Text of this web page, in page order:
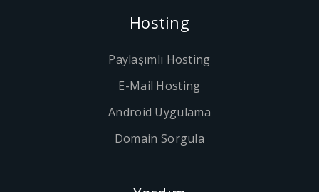
Hosting
Paylaşımlı Hosting
E-Mail Hosting
Android Uygulama
Domain Sorgula